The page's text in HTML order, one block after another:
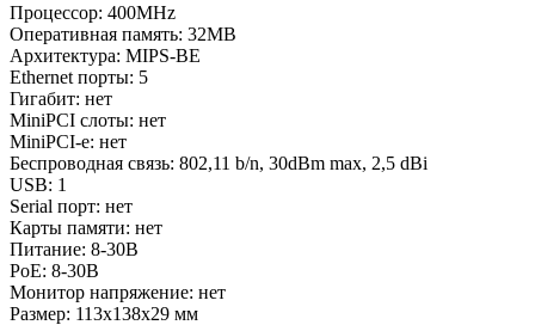
Процессор: 400MHz
Оперативная память: 32MB
Архитектура: MIPS-BE
Ethernet порты: 5
Гигабит: нет
MiniPCI слоты: нет
MiniPCI-e: нет
Беспроводная связь: 802,11 b/n, 30dBm max, 2,5 dBi
USB: 1
Serial порт: нет
Карты памяти: нет
Питание: 8-30В
PoE: 8-30В
Монитор напряжение: нет
Размер: 113x138x29 мм